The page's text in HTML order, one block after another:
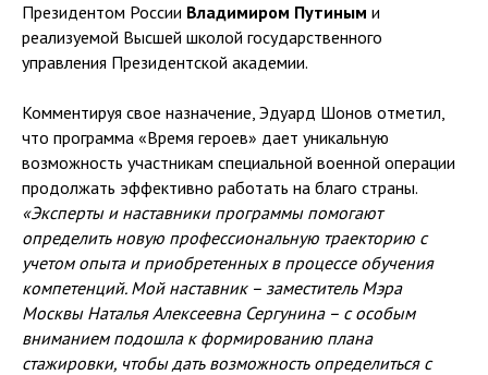
Президентом России Владимиром Путиным и
реализуемой Высшей школой государственного
управления Президентской академии.
Комментируя свое назначение, Эдуард Шонов отметил,
что программа «Время героев» дает уникальную
возможность участникам специальной военной операции
продолжать эффективно работать на благо страны.
«Эксперты и наставники программы помогают
определить новую профессиональную траекторию с
учетом опыта и приобретенных в процессе обучения
компетенций. Мой наставник – заместитель Мэра
Москвы Наталья Алексеевна Сергунина – с особым
вниманием подошла к формированию плана
стажировки, чтобы дать возможность определиться с